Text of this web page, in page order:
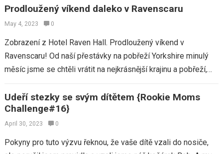
Prodloužený víkend daleko v Ravenscaru
May 4, 2023 0
Zobrazení z Hotel Raven Hall. Prodloužený víkend v
Ravenscaru! Od naší přestávky na pobřeží Yorkshire minulý
měsíc jsme se chtěli vrátit na nejkrásnější krajinu a pobřeží,
Udeří stezky se svým dítětem {Rookie Moms
Challenge#16}
April 30, 2023 0
Pokyny pro tuto výzvu řeknou, že vaše dítě vzali do nosiče,